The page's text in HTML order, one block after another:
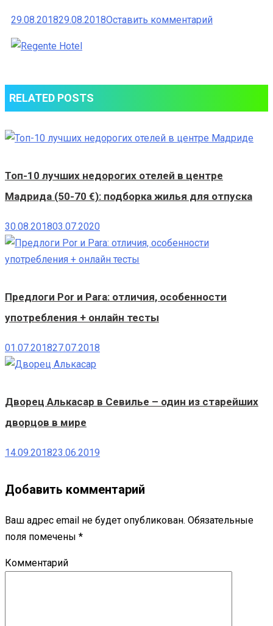
29.08.201829.08.2018Оставить комментарийк
RELATED POSTS
Топ-10 лучших недорогих отелей в центре
Мадрида (50-70 €): подборка жилья для отпуска
30.08.201803.07.2020
Предлоги Por и Para: отличия, особенности
употребления + онлайн тесты
01.07.201827.07.2018
Дворец Алькасар в Севилье – один из старейших
дворцов в мире
14.09.201823.06.2019
Добавить комментарий
Ваш адрес email не будет опубликован. Обязательные
поля помечены *
Комментарий